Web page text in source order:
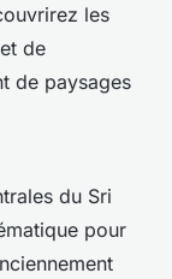
les
de
de paysages
du Sri
pour